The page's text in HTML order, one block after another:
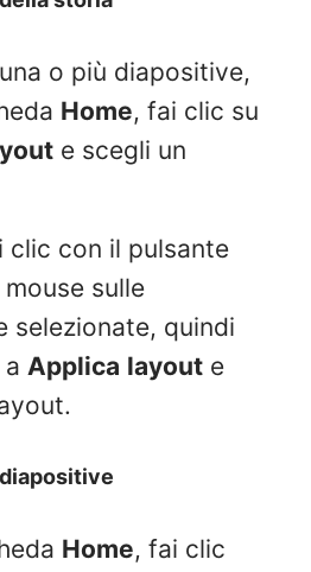
o più diapositive,
Home, fai clic su
e scegli un
clic con il pulsante
sulle
selezionate, quindi
Applica layout e
Home, fai clic